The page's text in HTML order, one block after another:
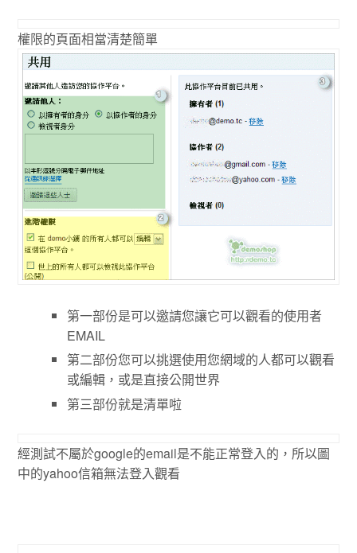
權限的頁面相當清楚簡單
第一部份是可以邀請您讓它可以觀看的使用者
EMAIL
第二部份您可以挑選使用您網域的人都可以觀看
或編輯，或是直接公開世界
第三部份就是清單啦
經測試不屬於google的email是不能正常登入的，所以圖
中的yahoo信箱無法登入觀看